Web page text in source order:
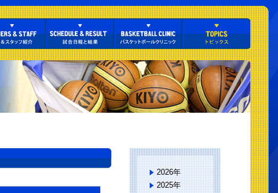
2026年
2025年